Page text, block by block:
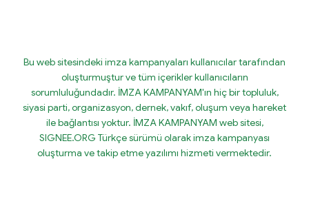
Bu web sitesindeki imza kampanyaları kullanıcılar tarafından
oluşturmuştur ve tüm içerikler kullanıcıların
sorumluluğundadır. İMZA KAMPANYAM'ın hiç bir topluluk,
siyasi parti, organizasyon, dernek, vakıf, oluşum veya hareket
ile bağlantısı yoktur. İMZA KAMPANYAM web sitesi,
SIGNEE.ORG Türkçe sürümü olarak imza kampanyası
oluşturma ve takip etme yazılımı hizmeti vermektedir.